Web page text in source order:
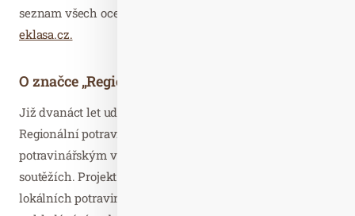
seznam všech oceněných produktů jsou na stránkách
eklasa.cz.
O značce „Regionální potravina“
Již dvanáct let uděluje Ministerstvo zemědělství značku
Regionální potravina nejkvalitnějším zemědělským nebo
potravinářským výrobkům, které zvítězí v krajských
soutěžích. Projekt má za cíl podpořit domácí producenty
lokálních potravin a motivovat zákazníky k jejich